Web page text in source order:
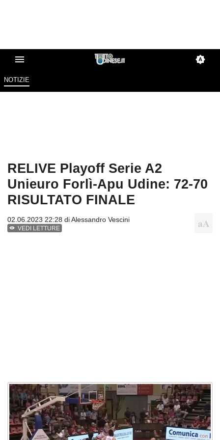
NOTIZIE
RELIVE Playoff Serie A2
Unieuro Forlì-Apu Udine: 72-70
RISULTATO FINALE
02.06.2023 22:28 diAlessandro Vescini
VEDI LETTURE